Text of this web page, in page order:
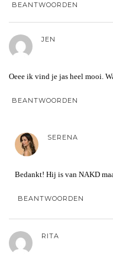
BEANTWOORDEN
JEN
Oeee ik vind je jas heel mooi.
BEANTWOORDEN
SERENA
Bedankt! Hij is van NAKD
BEANTWOORDEN
RITA